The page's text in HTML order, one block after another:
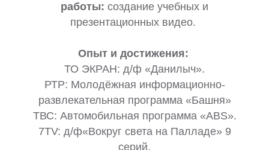
работы: создание учебных и
презентационных видео.
Опыт и достижения:
ТО ЭКРАН: д/ф «Данилыч».
РТР: Молодёжная информационно-
развлекательная программа «Башня»
ТВС: Автомобильная программа «ABS».
7TV: д/ф«Вокруг света на Палладе» 9
серий.